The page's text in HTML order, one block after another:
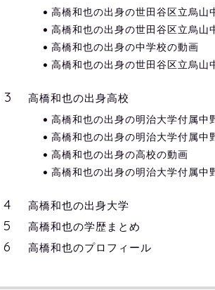
高橋和也の出身の世田谷区立烏山
高橋和也の出身の世田谷区立烏山
高橋和也の出身の中学校の動画
高橋和也の出身の世田谷区立烏山
高橋和也の出身高校
高橋和也の出身の明治大学付属中
高橋和也の出身の明治大学付属中
高橋和也の出身の高校の動画
高橋和也の出身の明治大学付属中
高橋和也の出身大学
高橋和也の学歴まとめ
高橋和也のプロフィール